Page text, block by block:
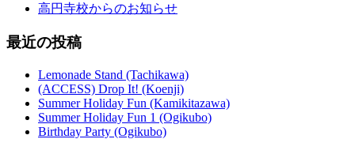
高円寺校からのお知らせ
最近の投稿
Lemonade Stand (Tachikawa)
(ACCESS) Drop It! (Koenji)
Summer Holiday Fun (Kamikitazawa)
Summer Holiday Fun 1 (Ogikubo)
Birthday Party (Ogikubo)